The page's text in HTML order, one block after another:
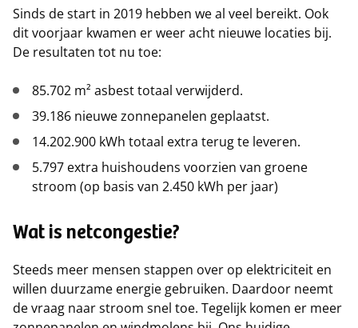
Sinds de start in 2019 hebben we al veel bereikt. Ook
dit voorjaar kwamen er weer acht nieuwe locaties bij.
De resultaten tot nu toe:
85.702 m² asbest totaal verwijderd.
39.186 nieuwe zonnepanelen geplaatst.
14.202.900 kWh totaal extra terug te leveren.
5.797 extra huishoudens voorzien van groene
stroom (op basis van 2.450 kWh per jaar)
Wat is netcongestie?
Steeds meer mensen stappen over op elektriciteit en
willen duurzame energie gebruiken. Daardoor neemt
de vraag naar stroom snel toe. Tegelijk komen er meer